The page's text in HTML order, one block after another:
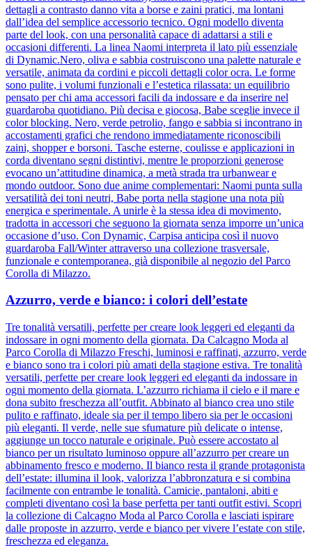
dettagli a contrasto danno vita a borse e zaini pratici, ma lontani
dall’idea del semplice accessorio tecnico. Ogni modello diventa
parte del look, con una personalità capace di adattarsi a stili e
occasioni differenti. La linea Naomi interpreta il lato più essenziale
di Dynamic.Nero, oliva e sabbia costruiscono una palette naturale e
versatile, animata da cordini e piccoli dettagli color ocra. Le forme
sono pulite, i volumi funzionali e l’estetica rilassata: un equilibrio
pensato per chi ama accessori facili da indossare e da inserire nel
guardaroba quotidiano. Più decisa e giocosa, Babe sceglie invece il
color blocking. Nero, verde petrolio, fango e sabbia si incontrano in
accostamenti grafici che rendono immediatamente riconoscibili
zaini, shopper e borsoni. Tasche esterne, coulisse e applicazioni in
corda diventano segni distintivi, mentre le proporzioni generose
evocano un’attitudine dinamica, a metà strada tra urbanwear e
mondo outdoor. Sono due anime complementari: Naomi punta sulla
versatilità dei toni neutri, Babe porta nella stagione una nota più
energica e sperimentale. A unirle è la stessa idea di movimento,
tradotta in accessori che seguono la giornata senza imporre un’unica
occasione d’uso. Con Dynamic, Carpisa anticipa così il nuovo
guardaroba Fall/Winter attraverso una collezione trasversale,
funzionale e contemporanea, già disponibile al negozio del Parco
Corolla di Milazzo.
Azzurro, verde e bianco: i colori dell’estate
Tre tonalità versatili, perfette per creare look leggeri ed eleganti da
indossare in ogni momento della giornata. Da Calcagno Moda al
Parco Corolla di Milazzo Freschi, luminosi e raffinati, azzurro, verde
e bianco sono tra i colori più amati della stagione estiva. Tre tonalità
versatili, perfette per creare look leggeri ed eleganti da indossare in
ogni momento della giornata. L’azzurro richiama il cielo e il mare e
dona subito freschezza all’outfit. Abbinato al bianco crea uno stile
pulito e raffinato, ideale sia per il tempo libero sia per le occasioni
più eleganti. Il verde, nelle sue sfumature più delicate o intense,
aggiunge un tocco naturale e originale. Può essere accostato al
bianco per un risultato luminoso oppure all’azzurro per creare un
abbinamento fresco e moderno. Il bianco resta il grande protagonista
dell’estate: illumina il look, valorizza l’abbronzatura e si combina
facilmente con entrambe le tonalità. Camicie, pantaloni, abiti e
completi diventano così la base perfetta per tanti outfit estivi. Scopri
la collezione di Calcagno Moda al Parco Corolla e lasciati ispirare
dalle proposte in azzurro, verde e bianco per vivere l’estate con stile,
freschezza ed eleganza.